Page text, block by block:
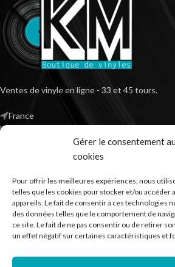
Gérer le consentement
cookies
Pour offrir les meilleures expériences, nous
telles que les cookies pour stocker et/ou accéder
appareils. Le fait de consentir à ces technologies
des données telles que le comportement de
ce site. Le fait de ne pas consentir ou de retirer
un effet négatif sur certaines caractéristiques et
Ventes de vinyle en ligne - 33 et 45 tours.
France
*TVA non applicable – article 293 B du CGI
RECHERCHER DES PRODUITS
NOS SERVICES